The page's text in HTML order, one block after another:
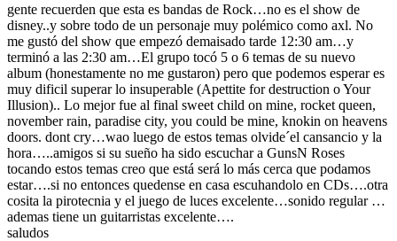
gente recuerden que esta es bandas de Rock…no es el show de
disney..y sobre todo de un personaje muy polémico como axl. No
me gustó del show que empezó demaisado tarde 12:30 am…y
terminó a las 2:30 am…El grupo tocó 5 o 6 temas de su nuevo
album (honestamente no me gustaron) pero que podemos esperar es
muy dificil superar lo insuperable (Apettite for destruction o Your
Illusion).. Lo mejor fue al final sweet child on mine, rocket queen,
november rain, paradise city, you could be mine, knokin on heavens
doors. dont cry…wao luego de estos temas olvide´el cansancio y la
hora…..amigos si su sueño ha sido escuchar a GunsN Roses
tocando estos temas creo que está será lo más cerca que podamos
estar….si no entonces quedense en casa escuhandolo en CDs….otra
cosita la pirotecnia y el juego de luces excelente…sonido regular …
ademas tiene un guitarristas excelente….
saludos